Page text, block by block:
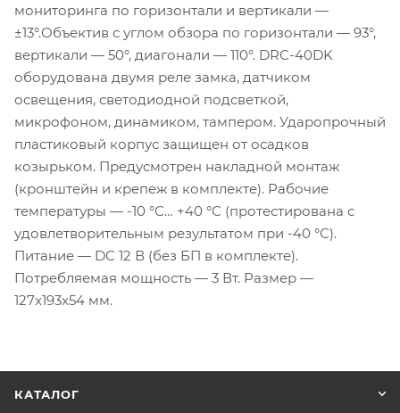
мониторинга по горизонтали и вертикали —
±13°.Объектив с углом обзора по горизонтали — 93°,
вертикали — 50°, диагонали — 110°. DRC-40DK
оборудована двумя реле замка, датчиком
освещения, светодиодной подсветкой,
микрофоном, динамиком, тампером. Ударопрочный
пластиковый корпус защищен от осадков
козырьком. Предусмотрен накладной монтаж
(кронштейн и крепеж в комплекте). Рабочие
температуры — -10 °С… +40 °С (протестирована с
удовлетворительным результатом при -40 °С).
Питание — DC 12 В (без БП в комплекте).
Потребляемая мощность — 3 Вт. Размер —
127x193x54 мм.
КАТАЛОГ